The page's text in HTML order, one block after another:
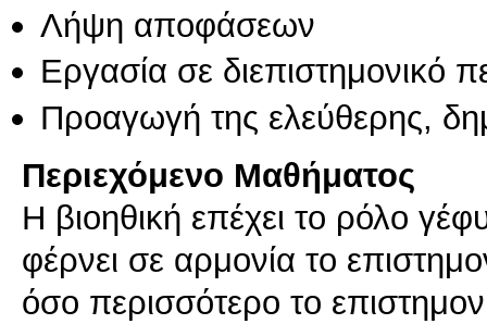
Λήψη αποφάσεων
Εργασία σε διεπιστημονικό
Προαγωγή της ελεύθερης,
Περιεχόμενο Μαθήματος
Η βιοηθική επέχει το ρόλο
φέρνει σε αρμονία το
όσο περισσότερο το